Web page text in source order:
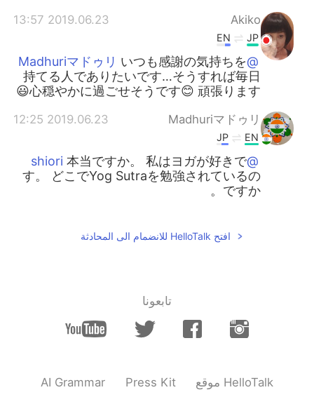
Akiko
2019.06.23 13:57
JP
EN
@Madhuriマドゥリ
いつも感謝の気持ちを
持てる人でありたいです…そうすれば毎日
心穏やかに過ごせそうです😊 頑張ります😃
Madhuriマドゥリ
2019.06.23 12:25
EN
JP
@shiori
本当ですか。 私はヨガが好きで
す。 どこでYog Sutraを勉強されているの
ですか。
EN
Madhuriマドゥリ
2019.06.23 05:34
EN
افتح HelloTalk للانضمام الى المحادثة
تابعونا
AI Grammar Press Kit موقع HelloTalk